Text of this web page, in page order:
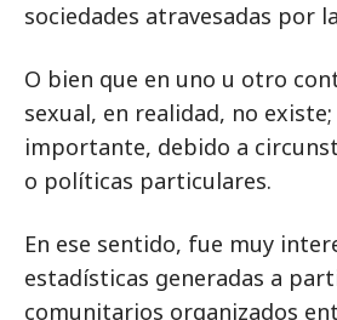
sociedades atravesadas por
O bien que en uno u otro
sexual, en realidad, no
importante, debido a
o políticas particulares.
En ese sentido, fue muy
estadísticas generadas a
comunitarios organizados